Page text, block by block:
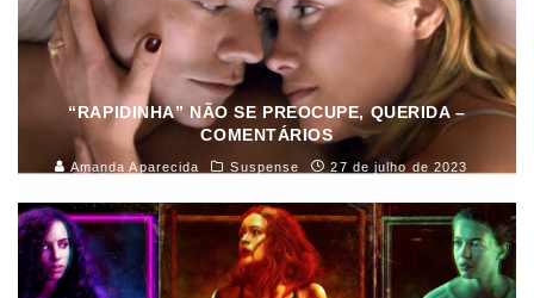
“RAPIDINHA” NÃO SE PREOCUPE, QUERIDA –
COMENTÁRIOS
Amanda Aparecida Suspense 27 de julho de 2023